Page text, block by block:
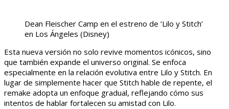
Dean Fleischer Camp en el estreno de ‘Lilo y Stitch’
en Los Ángeles (Disney)
Esta nueva versión no solo revive momentos icónicos, sino
que también expande el universo original. Se enfoca
especialmente en la relación evolutiva entre Lilo y Stitch. En
lugar de simplemente hacer que Stitch hable de repente, el
remake adopta un enfoque gradual, reflejando cómo sus
intentos de hablar fortalecen su amistad con Lilo.